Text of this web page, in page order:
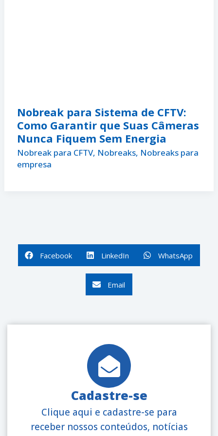
Nobreak para Sistema de CFTV:
Como Garantir que Suas Câmeras
Nunca Fiquem Sem Energia
Nobreak para CFTV, Nobreaks, Nobreaks para
empresa
Facebook LinkedIn WhatsApp
Email
Cadastre-se
Clique aqui e cadastre-se para
receber nossos conteúdos, notícias